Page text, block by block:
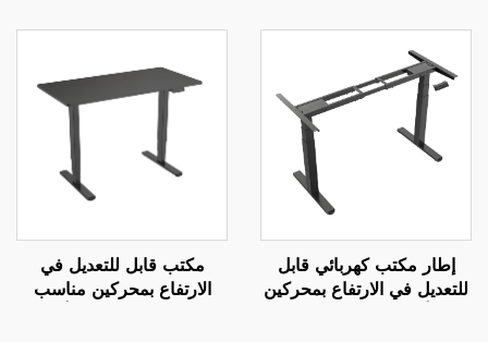
MOUNTS JSD2-01-1P
معكوسة – V-MOUNTS
إطار مكتب كهربائي قابل
للتعديل في الارتفاع بمحركين
مكتب قابل للتعديل في
الارتفاع بمحركين مناسب